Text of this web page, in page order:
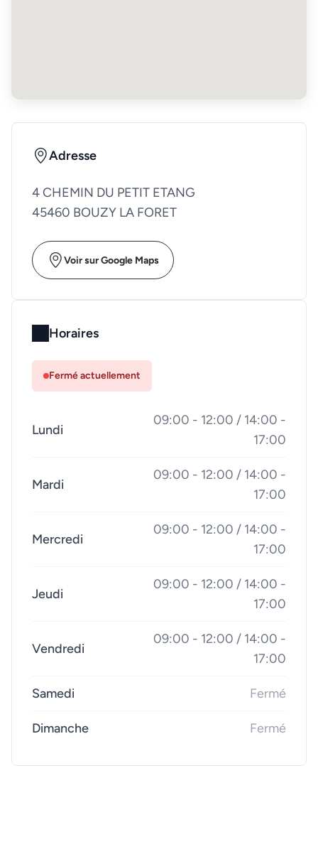
Adresse
4 CHEMIN DU PETIT ETANG
45460 BOUZY LA FORET
Voir sur Google Maps
Horaires
Fermé actuellement
Lundi
09:00 - 12:00 / 14:00 -
17:00
Mardi
09:00 - 12:00 / 14:00 -
17:00
Mercredi
09:00 - 12:00 / 14:00 -
17:00
Jeudi
09:00 - 12:00 / 14:00 -
17:00
Vendredi
09:00 - 12:00 / 14:00 -
17:00
Samedi Fermé
Dimanche Fermé